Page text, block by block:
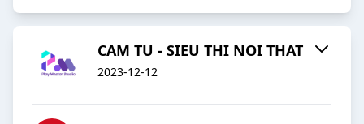
CAM TU - SIEU THI NOI THAT
2023-12-12